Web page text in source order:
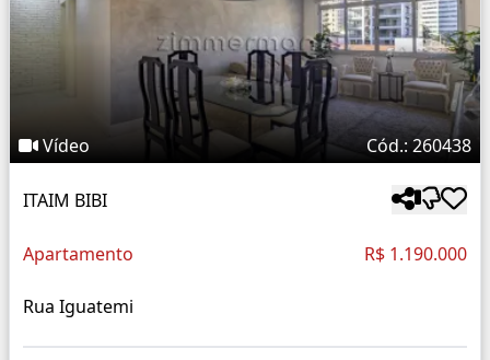
Vídeo Cód.: 260438
ITAIM BIBI
Apartamento R$ 1.190.000
Rua Iguatemi